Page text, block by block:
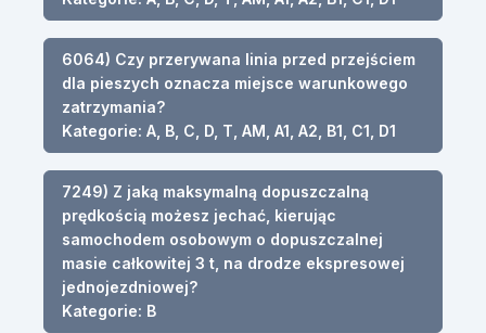
6064) Czy przerywana linia przed przejściem
dla pieszych oznacza miejsce warunkowego
zatrzymania?
Kategorie: A, B, C, D, T, AM, A1, A2, B1, C1, D1
7249) Z jaką maksymalną dopuszczalną
prędkością możesz jechać, kierując
samochodem osobowym o dopuszczalnej
masie całkowitej 3 t, na drodze ekspresowej
jednojezdniowej?
Kategorie: B